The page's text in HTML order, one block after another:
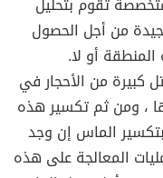
جيدة من أجل الحصول
أو لا.
من الأحجار في
، ومن ثم تكسير هذه
بتكسير الماس إن وجد
المعالجة على هذه